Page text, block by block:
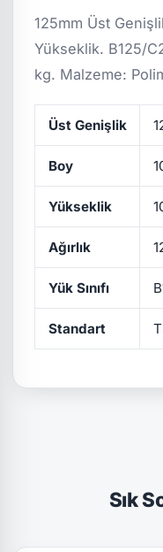
125mm Üst
Yükseklik. B125/
kg. Malzeme:
Üst Genişlik
Boy
Yükseklik
Ağırlık
Yük Sınıfı
Standart
Sık